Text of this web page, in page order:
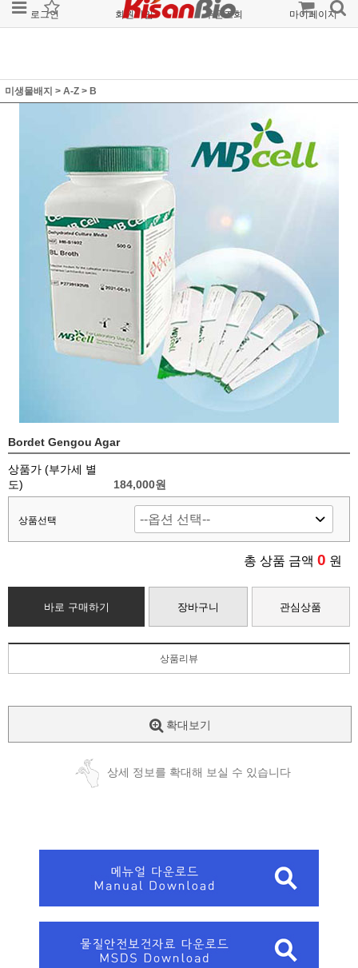
로그인 회원가입 주문조회 마이페이지
미생물배지 > A-Z > B
Bordet Gengou Agar
상품가 (부가세 별
도)
184,000원
상품선택
총 상품 금액 0 원
바로 구매하기 장바구니 관심상품
상품리뷰
확대보기
상세 정보를 확대해 보실 수 있습니다